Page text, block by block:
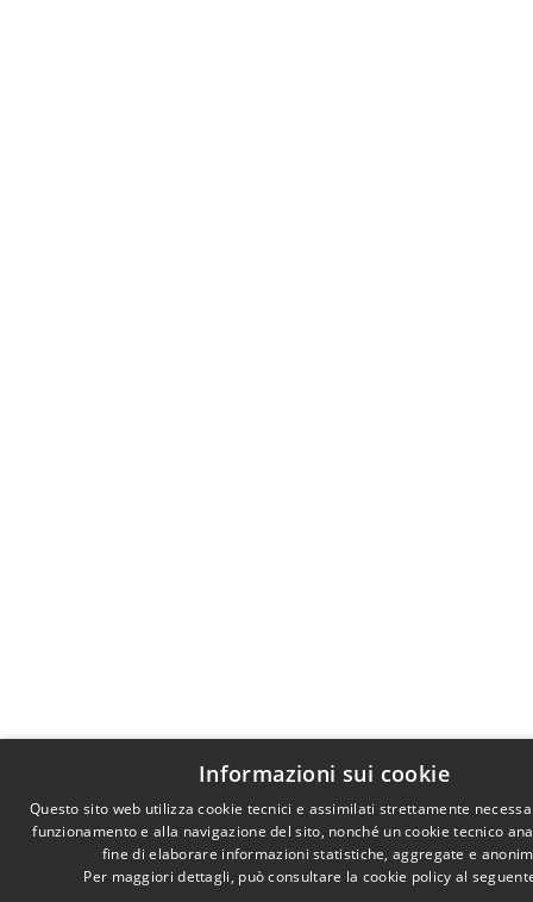
Informazioni sui cookie
Questo sito web utilizza cookie tecnici e assimilati strettamente
funzionamento e alla navigazione del sito, nonché un cookie tecnico
fine di elaborare informazioni statistiche, aggregate e
Per maggiori dettagli, può consultare la cookie policy al